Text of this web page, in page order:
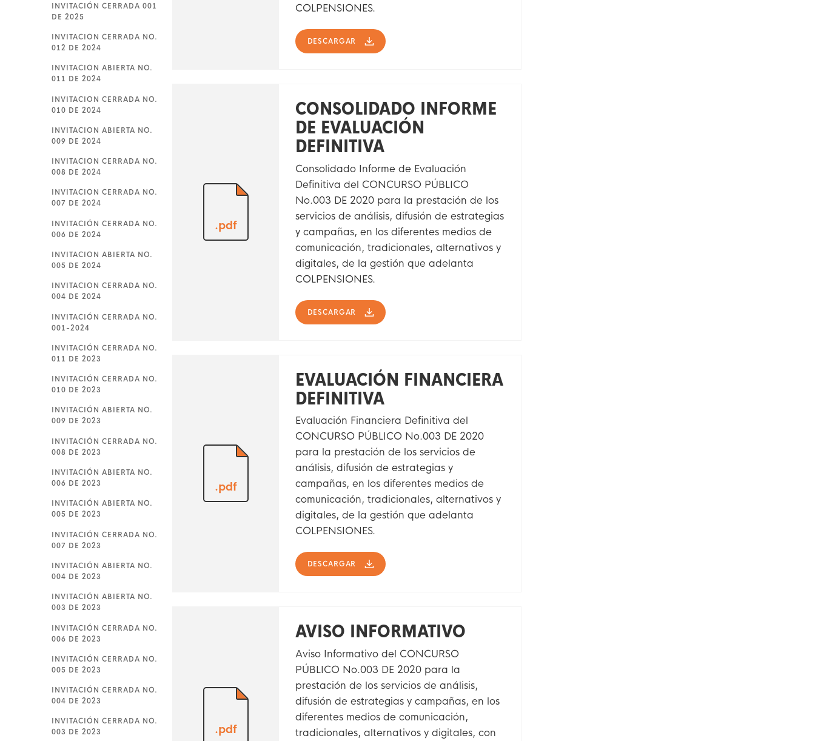
INVITACIÓN CERRADA 001
DE 2025
INVITACION CERRADA NO.
012 DE 2024
INVITACION ABIERTA NO.
011 DE 2024
INVITACION CERRADA NO.
010 DE 2024
INVITACION ABIERTA NO.
009 DE 2024
INVITACION CERRADA NO.
008 DE 2024
INVITACION CERRADA NO.
007 DE 2024
INVITACIÓN CERRADA NO.
006 DE 2024
INVITACION ABIERTA NO.
005 DE 2024
INVITACION CERRADA NO.
004 DE 2024
INVITACIÓN CERRADA NO.
001-2024
INVITACIÓN CERRADA NO.
011 DE 2023
INVITACIÓN CERRADA NO.
010 DE 2023
INVITACIÓN ABIERTA NO.
009 DE 2023
INVITACIÓN CERRADA NO.
008 DE 2023
INVITACIÓN ABIERTA NO.
006 DE 2023
INVITACIÓN ABIERTA NO.
005 DE 2023
INVITACIÓN CERRADA NO.
007 DE 2023
INVITACIÓN ABIERTA NO.
004 DE 2023
INVITACIÓN ABIERTA NO.
003 DE 2023
INVITACIÓN CERRADA NO.
006 DE 2023
INVITACIÓN CERRADA NO.
005 DE 2023
INVITACIÓN CERRADA NO.
004 DE 2023
INVITACIÓN CERRADA NO.
003 DE 2023
COLPENSIONES.
DESCARGAR
.pdf
CONSOLIDADO INFORME
DE EVALUACIÓN
DEFINITIVA
Consolidado Informe de Evaluación
Definitiva del CONCURSO PÚBLICO
No.003 DE 2020 para la prestación de los
servicios de análisis, difusión de estrategias
y campañas, en los diferentes medios de
comunicación, tradicionales, alternativos y
digitales, de la gestión que adelanta
COLPENSIONES.
DESCARGAR
.pdf
EVALUACIÓN FINANCIERA
DEFINITIVA
Evaluación Financiera Definitiva del
CONCURSO PÚBLICO No.003 DE 2020
para la prestación de los servicios de
análisis, difusión de estrategias y
campañas, en los diferentes medios de
comunicación, tradicionales, alternativos y
digitales, de la gestión que adelanta
COLPENSIONES.
DESCARGAR
.pdf
AVISO INFORMATIVO
Aviso Informativo del CONCURSO
PÚBLICO No.003 DE 2020 para la
prestación de los servicios de análisis,
difusión de estrategias y campañas, en los
diferentes medios de comunicación,
tradicionales, alternativos y digitales, con